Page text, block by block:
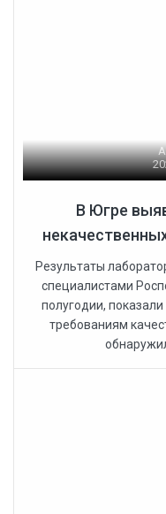
В Югре
Результаты
специалистами
полугодии,
требованиям